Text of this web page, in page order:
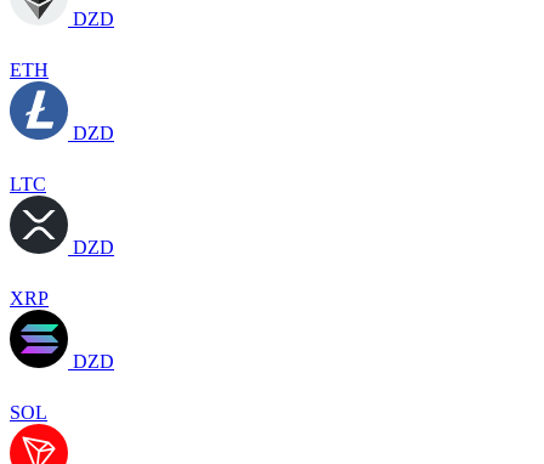
DZD
ETH
DZD
LTC
DZD
XRP
DZD
SOL